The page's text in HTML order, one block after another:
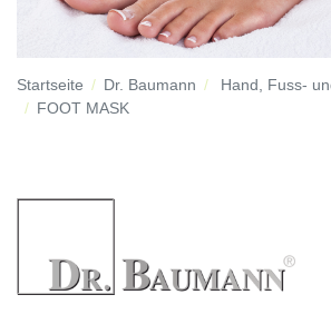
Startseite Dr. Baumann
Hand, Fuss-
FOOT MASK